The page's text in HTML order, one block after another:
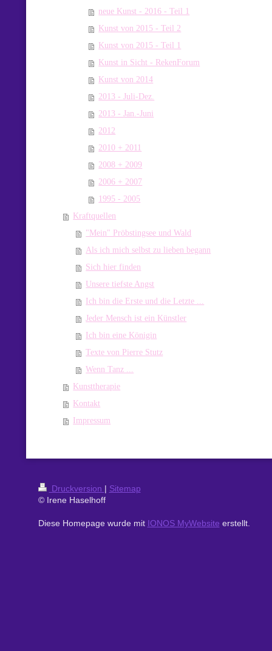
neue Kunst - 2016 - Teil 1
Kunst von 2015 - Teil 2
Kunst von 2015 - Teil 1
Kunst in Sicht - RekenForum
Kunst von 2014
2013 - Juli-Dez.
2013 - Jan.-Juni
2012
2010 + 2011
2008 + 2009
2006 + 2007
1995 - 2005
Kraftquellen
"Mein" Pröbstingsee und Wald
Als ich mich selbst zu lieben begann
Sich hier finden
Unsere tiefste Angst
Ich bin die Erste und die Letzte ...
Jeder Mensch ist ein Künstler
Ich bin eine Königin
Texte von Pierre Stutz
Wenn Tanz ...
Kunsttherapie
Kontakt
Impressum
Druckversion | Sitemap
© Irene Haselhoff
Diese Homepage wurde mit IONOS MyWebsite erstellt.